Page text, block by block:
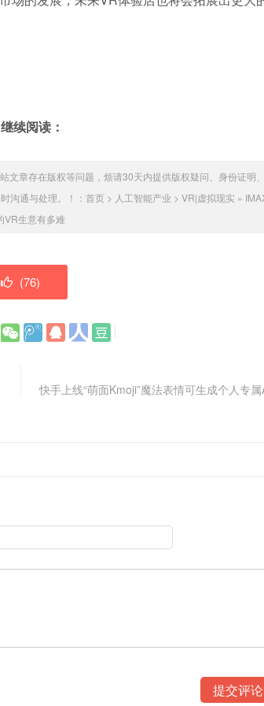
继续阅读：
文章存在版权等问题，烦请30天内提供版权疑问、身份证明
沟通与处理。！： 首页 > 人工智能产业 > VR|虚拟现实 »
VR生意有多难
(76)
快手上线“萌面Kmoji”魔法表情可生成个人专